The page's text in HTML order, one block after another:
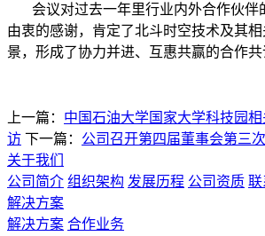
会议对过去一年里行业内外合作伙伴
由衷的感谢，肯定了北斗时空技术及其
景，形成了协力并进、互惠共赢的合作共
上一篇： 中国石油大学国家大学科技园
访 下一篇： 公司召开第四届董事会第三
关于我们
公司简介 组织架构 发展历程 公司资质 联
解决方案
解决方案 合作业务